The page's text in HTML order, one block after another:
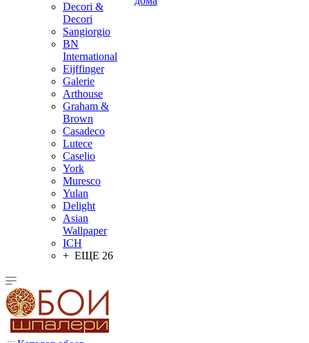
Decori &
Decori
Sangiorgio
BN
International
Eijffinger
Galerie
Arthouse
Graham &
Brown
Casadeco
Lutece
Caselio
York
Muresco
Yulan
Delight
Asian
Wallpaper
ICH
+ ЕЩЕ 26